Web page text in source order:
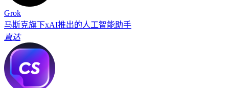
Grok
马斯克旗下xAI推出的人工智能助手
直达